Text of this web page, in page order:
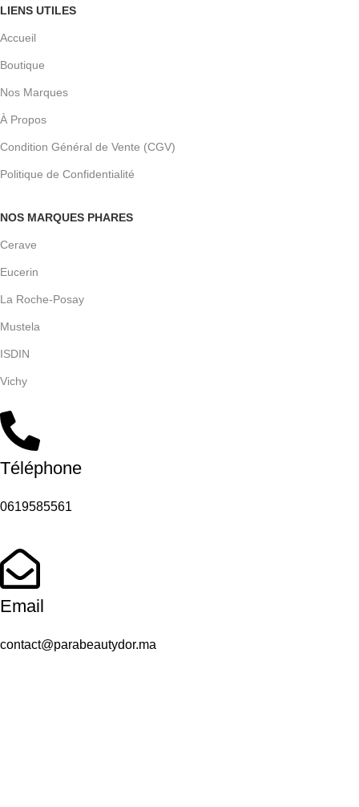
LIENS UTILES
Accueil
Boutique
Nos Marques
À Propos
Condition Général de Vente (CGV)
Politique de Confidentialité
NOS MARQUES PHARES
Cerave
Eucerin
La Roche-Posay
Mustela
ISDIN
Vichy
Téléphone
0619585561
Email
contact@parabeautydor.ma